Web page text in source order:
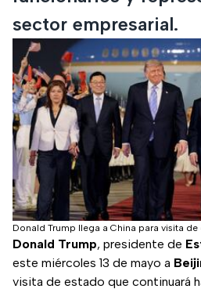
sector empresarial.
Donald Trump llega a China para visita de
Donald Trump, presidente de
este miércoles 13 de mayo a
visita de estado que continuará